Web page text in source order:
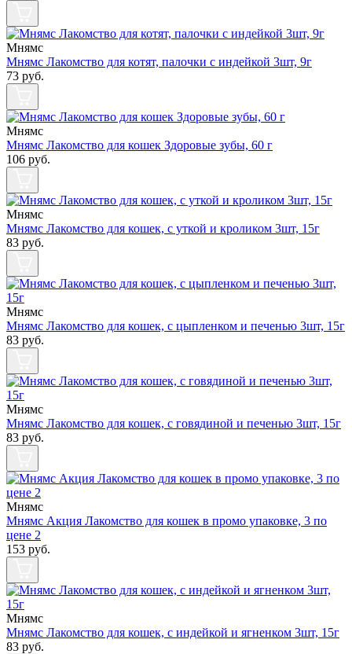
Мнямс
Мнямс Лакомство для котят, палочки с индейкой 3шт, 9г
73 руб.
Мнямс
Мнямс Лакомство для кошек Здоровые зубы, 60 г
106 руб.
Мнямс
Мнямс Лакомство для кошек, с уткой и кроликом 3шт, 15г
83 руб.
Мнямс
Мнямс Лакомство для кошек, с цыпленком и печенью 3шт, 15г
83 руб.
Мнямс
Мнямс Лакомство для кошек, с говядиной и печенью 3шт, 15г
83 руб.
Мнямс
Мнямс Акция Лакомство для кошек в промо упаковке, 3 по
цене 2
153 руб.
Мнямс
Мнямс Лакомство для кошек, с индейкой и ягненком 3шт, 15г
83 руб.